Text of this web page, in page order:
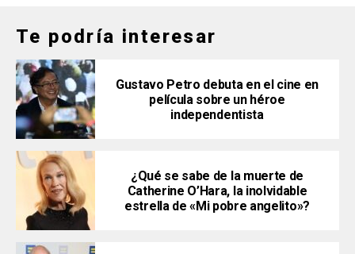
Te podría interesar
Gustavo Petro debuta en el cine en
película sobre un héroe
independentista
¿Qué se sabe de la muerte de
Catherine O’Hara, la inolvidable
estrella de «Mi pobre angelito»?